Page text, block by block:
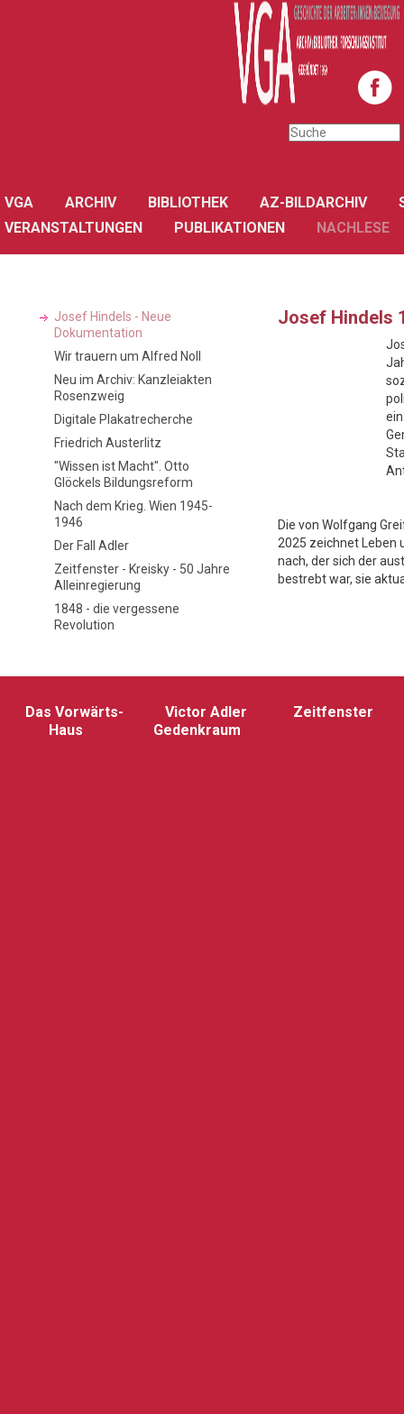
VGA ARCHIV BIBLIOTHEK AZ-BILDARCHIV
VERANSTALTUNGEN
PUBLIKATIONEN NACHLESE
Josef Hindels - Neue
Dokumentation
Wir trauern um Alfred Noll
Neu im Archiv: Kanzleiakten
Rosenzweig
Digitale Plakatrecherche
Friedrich Austerlitz
"Wissen ist Macht". Otto
Glöckels Bildungsreform
Nach dem Krieg. Wien 1945-
1946
Der Fall Adler
Zeitfenster - Kreisky - 50 Jahre
Alleinregierung
1848 - die vergessene
Revolution
Josef Hindels
Die von Wolfgang
2025 zeichnet Leben
nach, der sich der
bestrebt war, sie
Das Vorwärts-
Haus
Victor Adler
Gedenkraum
Zeitfenster